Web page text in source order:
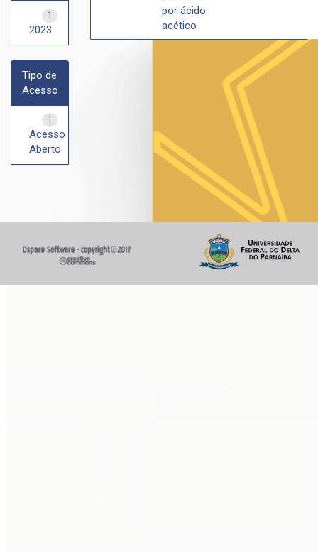
por ácido
acético
1
2023
Tipo de
Acesso
1
Acesso
Aberto